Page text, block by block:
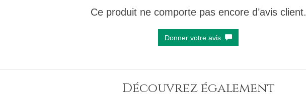
Ce produit ne comporte pas encore d’avis client.
Donner votre avis
Découvrez également